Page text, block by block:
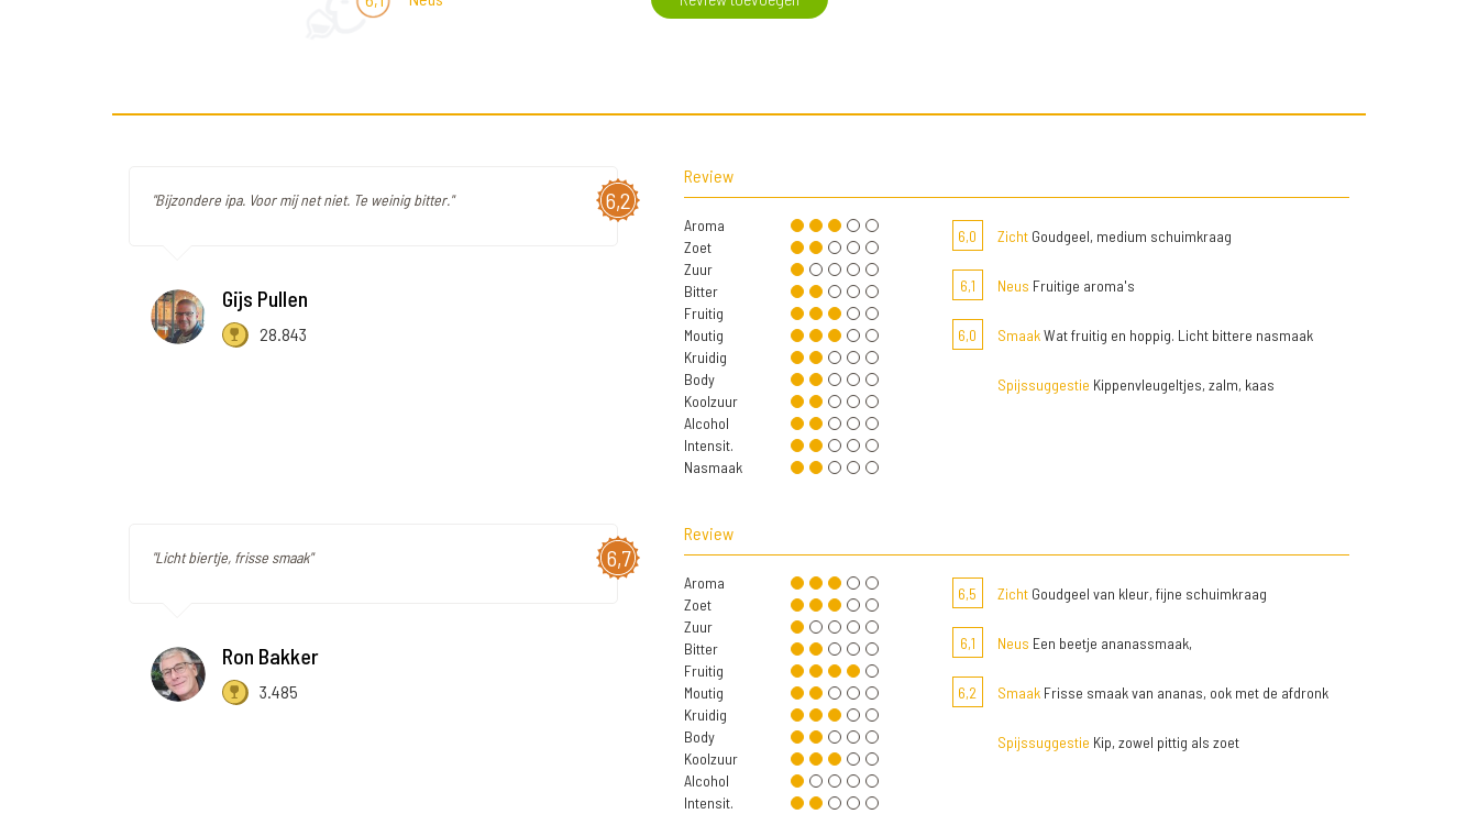
6,2
"Bijzondere ipa. Voor mij net niet. Te weinig bitter."
Gijs Pullen
28.843
Review
Aroma
Zoet
Zuur
Bitter
Fruitig
Moutig
Kruidig
Body
Koolzuur
Alcohol
Intensit.
Nasmaak
6,0 ZichtGoudgeel, medium schuimkraag
6,1 Neus Fruitige aroma's
6,0 SmaakWat fruitig en hoppig. Licht bittere nasmaak
Spijssuggestie Kippenvleugeltjes, zalm, kaas
6,7
"Licht biertje, frisse smaak"
Ron Bakker
3.485
Review
Aroma
Zoet
Zuur
Bitter
Fruitig
Moutig
Kruidig
Body
Koolzuur
Alcohol
Intensit.
6,5 ZichtGoudgeel van kleur, fijne schuimkraag
6,1 Neus Een beetje ananassmaak,
6,2 SmaakFrisse smaak van ananas, ook met de afdronk
Spijssuggestie Kip, zowel pittig als zoet